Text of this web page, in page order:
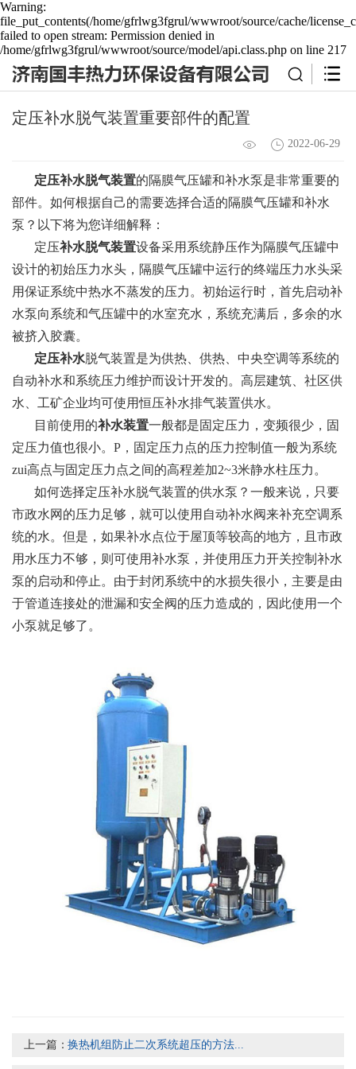
Warning:
file_put_contents(/home/gfrlwg3fgrul/wwwroot/source/cache/
failed to open stream: Permission denied in
/home/gfrlwg3fgrul/wwwroot/source/model/api.class.php on line 217
定压补水脱气装置重要部件的配置
2022-06-29
定压补水脱气装置的隔膜气压罐和补水泵是非常重要的
部件。如何根据自己的需要选择合适的隔膜气压罐和补水
泵？以下将为您详细解释：
定压补水脱气装置设备采用系统静压作为隔膜气压罐中
设计的初始压力水头，隔膜气压罐中运行的终端压力水头采
用保证系统中热水不蒸发的压力。初始运行时，首先启动补
水泵向系统和气压罐中的水室充水，系统充满后，多余的水
被挤入胶囊。
定压补水脱气装置是为供热、供热、中央空调等系统的
自动补水和系统压力维护而设计开发的。高层建筑、社区供
水、工矿企业均可使用恒压补水排气装置供水。
目前使用的补水装置一般都是固定压力，变频很少，固
定压力值也很小。P，固定压力点的压力控制值一般为系统
zui高点与固定压力点之间的高程差加2~3米静水柱压力。
如何选择定压补水脱气装置的供水泵？一般来说，只要
市政水网的压力足够，就可以使用自动补水阀来补充空调系
统的水。但是，如果补水点位于屋顶等较高的地方，且市政
用水压力不够，则可使用补水泵，并使用压力开关控制补水
泵的启动和停止。由于封闭系统中的水损失很小，主要是由
于管道连接处的泄漏和安全阀的压力造成的，因此使用一个
小泵就足够了。
上一篇：换热机组防止二次系统超压的方法...